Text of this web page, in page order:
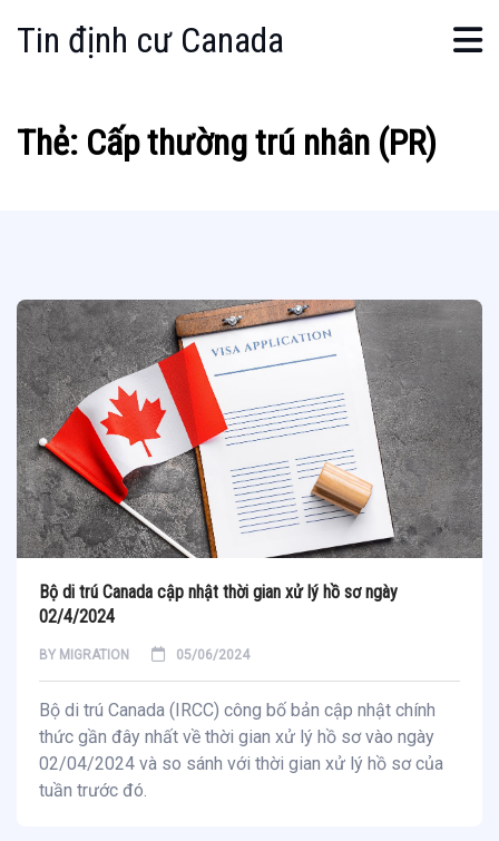
Tin định cư Canada
Thẻ: Cấp thường trú nhân (PR)
Bộ di trú Canada cập nhật thời gian xử lý hồ sơ ngày
02/4/2024
BY MIGRATION 05/06/2024
Bộ di trú Canada (IRCC) công bố bản cập nhật chính
thức gần đây nhất về thời gian xử lý hồ sơ vào ngày
02/04/2024 và so sánh với thời gian xử lý hồ sơ của
tuần trước đó.